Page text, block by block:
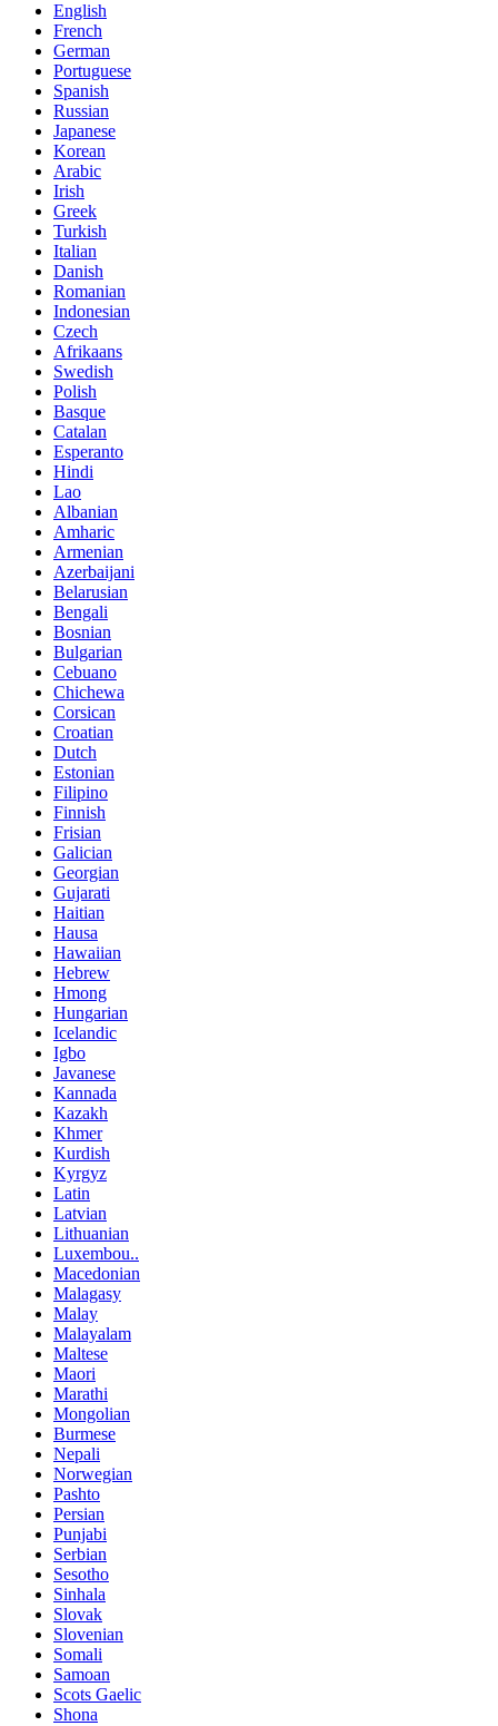
English
French
German
Portuguese
Spanish
Russian
Japanese
Korean
Arabic
Irish
Greek
Turkish
Italian
Danish
Romanian
Indonesian
Czech
Afrikaans
Swedish
Polish
Basque
Catalan
Esperanto
Hindi
Lao
Albanian
Amharic
Armenian
Azerbaijani
Belarusian
Bengali
Bosnian
Bulgarian
Cebuano
Chichewa
Corsican
Croatian
Dutch
Estonian
Filipino
Finnish
Frisian
Galician
Georgian
Gujarati
Haitian
Hausa
Hawaiian
Hebrew
Hmong
Hungarian
Icelandic
Igbo
Javanese
Kannada
Kazakh
Khmer
Kurdish
Kyrgyz
Latin
Latvian
Lithuanian
Luxembou..
Macedonian
Malagasy
Malay
Malayalam
Maltese
Maori
Marathi
Mongolian
Burmese
Nepali
Norwegian
Pashto
Persian
Punjabi
Serbian
Sesotho
Sinhala
Slovak
Slovenian
Somali
Samoan
Scots Gaelic
Shona